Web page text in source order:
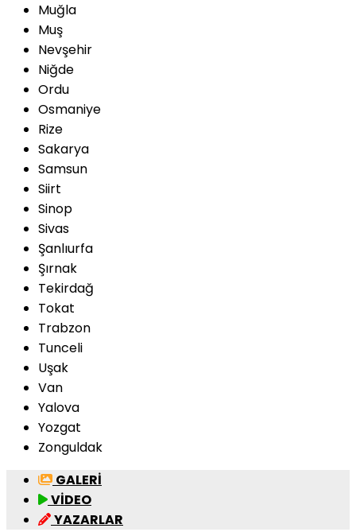
Muğla
Muş
Nevşehir
Niğde
Ordu
Osmaniye
Rize
Sakarya
Samsun
Siirt
Sinop
Sivas
Şanlıurfa
Şırnak
Tekirdağ
Tokat
Trabzon
Tunceli
Uşak
Van
Yalova
Yozgat
Zonguldak
GALERİ
VİDEO
YAZARLAR